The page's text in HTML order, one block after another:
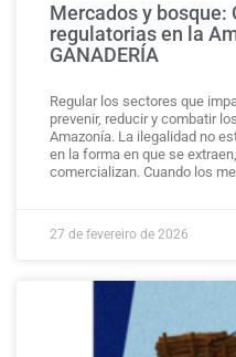
Mercados y bosque:
regulatorias en la
GANADERÍA
Regular los sectores que
prevenir, reducir y combatir
Amazonía. La ilegalidad no
en la forma en que se
comercializan. Cuando los
27 de fevereiro de 2026